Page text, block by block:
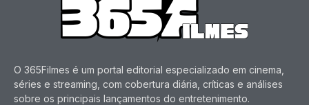
O 365Filmes é um portal editorial especializado em cinema,
séries e streaming, com cobertura diária, críticas e análises
sobre os principais lançamentos do entretenimento.